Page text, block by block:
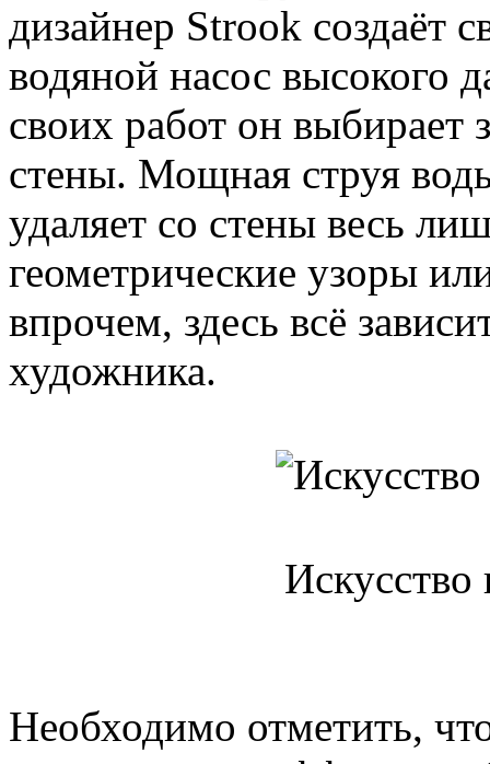
дизайнер Strook создаёт
водяной насос высокого
своих работ он выбирает
стены. Мощная струя
удаляет со стены весь
геометрические узоры
впрочем, здесь всё
художника.
Необходимо отметить,